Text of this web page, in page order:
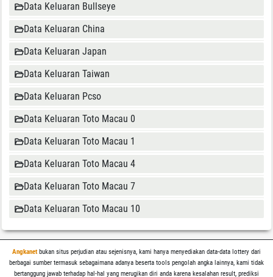
Data Keluaran Bullseye
Data Keluaran China
Data Keluaran Japan
Data Keluaran Taiwan
Data Keluaran Pcso
Data Keluaran Toto Macau 0
Data Keluaran Toto Macau 1
Data Keluaran Toto Macau 4
Data Keluaran Toto Macau 7
Data Keluaran Toto Macau 10
Angkanetbukan situs perjudian atau sejenisnya, kami hanya menyediakan data-data lottery dari
berbagai sumber termasuk sebagaimana adanya beserta tools pengolah angka lainnya, kami tidak
bertanggung jawab terhadap hal-hal yang merugikan diri anda karena kesalahan result, prediksi